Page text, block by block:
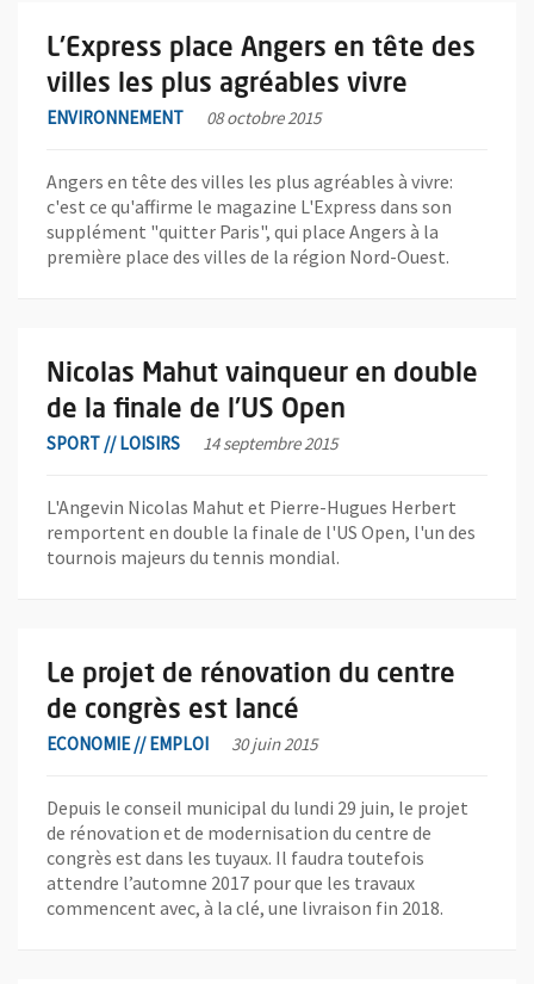
L'Express place Angers en tête des
villes les plus agréables vivre
ENVIRONNEMENT 08 octobre 2015
Angers en tête des villes les plus agréables à vivre:
c'est ce qu'affirme le magazine L'Express dans son
supplément "quitter Paris", qui place Angers à la
première place des villes de la région Nord-Ouest.
Nicolas Mahut vainqueur en double
de la finale de l'US Open
SPORT // LOISIRS 14 septembre 2015
L'Angevin Nicolas Mahut et Pierre-Hugues Herbert
remportent en double la finale de l'US Open, l'un des
tournois majeurs du tennis mondial.
Le projet de rénovation du centre
de congrès est lancé
ECONOMIE // EMPLOI 30 juin 2015
Depuis le conseil municipal du lundi 29 juin, le projet
de rénovation et de modernisation du centre de
congrès est dans les tuyaux. Il faudra toutefois
attendre l’automne 2017 pour que les travaux
commencent avec, à la clé, une livraison fin 2018.